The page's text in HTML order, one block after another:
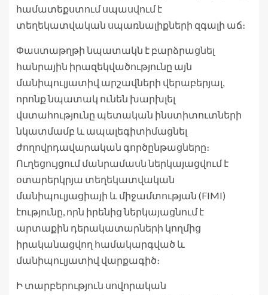
համատեքստում սպասվում է
տեղեկատվական սպառնալիքների զգալի աճ։
Փաստաթղթի նպատակն է բարձրացնել
հանրային իրազեկվածությունը այն
մանիպուլյատիվ արշավների վերաբերյալ,
որոնք նպատակ ունեն խարխլել
վստահությունը պետական ինստիտուտների
նկատմամբ և ապալեգիտիմացնել
ժողովրդավարական գործընթացները։
Ուղեցույցում մանրամասն ներկայացվում է
օտարերկրյա տեղեկատվական
մանիպուլյացիայի և միջամտության (FIMI)
էությունը, որն իրենից ներկայացնում է
արտաքին դերակատարների կողմից
իրականացվող համակարգված և
մանիպուլյատիվ վարքագիծ։
Ի տարբերություն սովորական